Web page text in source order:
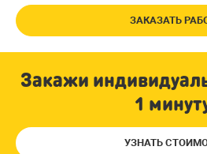
ЗАКАЗАТЬ
Закажи
1
УЗНАТЬ